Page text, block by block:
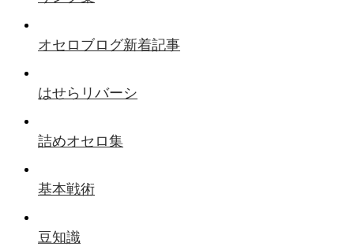
オセロブログ新着記事
はせらリバーシ
詰めオセロ集
基本戦術
豆知識